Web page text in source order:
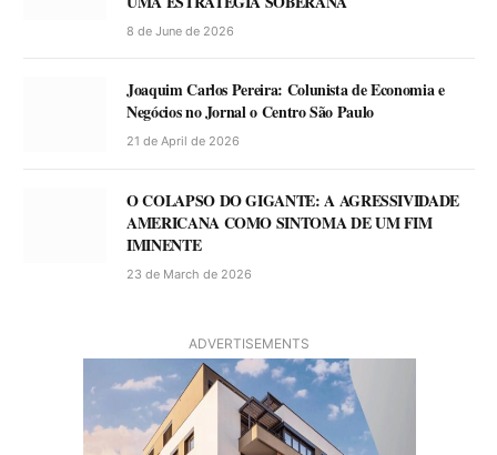
8 de June de 2026
Joaquim Carlos Pereira: Colunista de Economia e
Negócios no Jornal o Centro São Paulo
21 de April de 2026
O COLAPSO DO GIGANTE: A AGRESSIVIDADE
AMERICANA COMO SINTOMA DE UM FIM
IMINENTE
23 de March de 2026
ADVERTISEMENTS